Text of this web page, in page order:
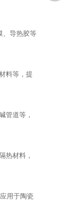
、导热胶等
料等，提
管道等，
热材料，
用于陶瓷